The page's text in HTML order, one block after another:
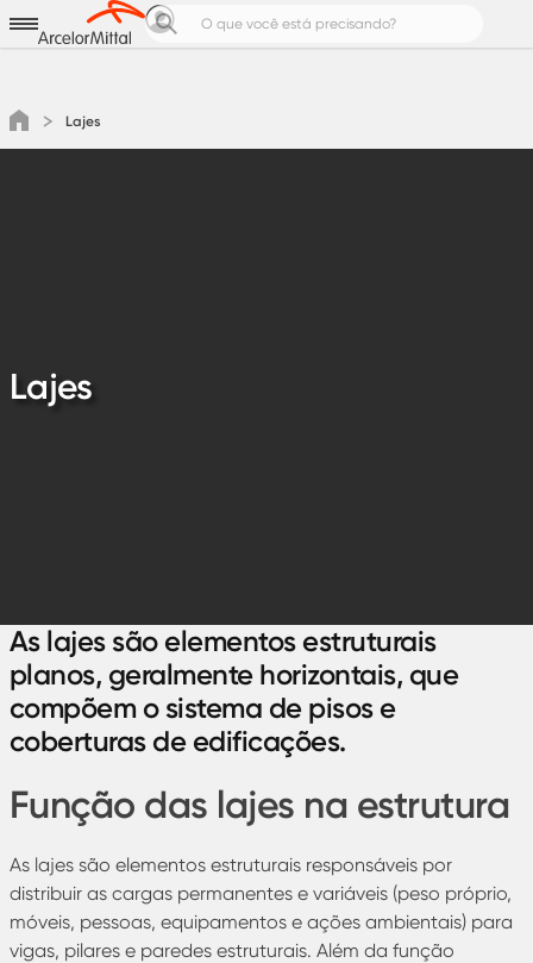
Notícias e Cases
Calculadoras de Aço
Lajes
Lajes
As lajes são elementos estruturais
planos, geralmente horizontais, que
compõem o sistema de pisos e
coberturas de edificações.
Função das lajes na estrutura
As lajes são elementos estruturais responsáveis por
distribuir as cargas permanentes e variáveis (peso próprio,
móveis, pessoas, equipamentos e ações ambientais) para
vigas, pilares e paredes estruturais. Além da função